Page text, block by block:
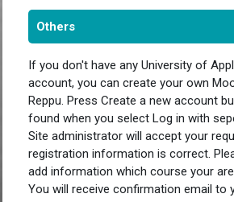
Others
If you don't have any University of
account, you can create your own
Reppu. Press Create a new account
found when you select Log in with
Site administrator will accept your
registration information is correct.
add information which course your
You will receive confirmation email to